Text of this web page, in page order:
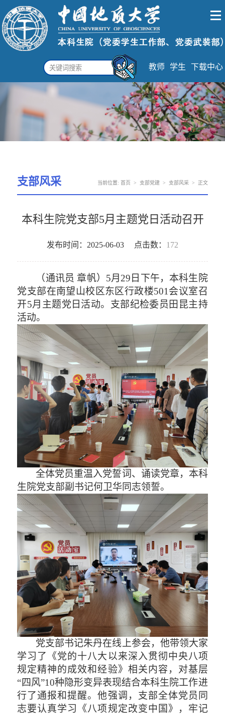
教师 学生 下载中心
支部风采 当前位置: 首页 > 支部党建 > 支部风采 > 正文
本科生院党支部5月主题党日活动召开
发布时间：2025-06-03 点击数： 172
（通讯员 章帆） 5月29日下午，本科生院
党支部在南望山校区东区行政楼501会议室召
开5月主题党日活动。支部纪检委员田昆主持
活动。
全体党员重温入党誓词、诵读党章，本科
生院党支部副 书记何卫华同志领誓。
党支部书记朱丹在线上参会，他带领大家
学习了《党的十八大以来深入贯彻中央八项
规定精神的成效和经验》相关内容 ，对基层
“四风”10种隐形变异表现结合本科生院工作进
行了通报和提醒。他强调，支部全体党员同
志要认真学习《八项规定改变中国》，牢记